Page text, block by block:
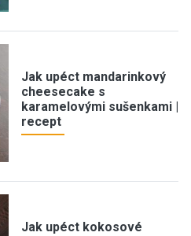
Jak upéct mandarinkový
cheesecake s
karamelovými sušenkami |
recept
Jak upéct kokosové